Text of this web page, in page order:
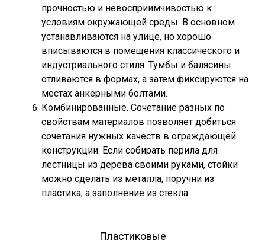
прочностью и невосприимчивостью к
условиям окружающей среды. В основном
устанавливаются на улице, но хорошо
вписываются в помещения классического и
индустриального стиля. Тумбы и балясины
отливаются в формах, а затем фиксируются на
местах анкерными болтами.
Комбинированные. Сочетание разных по
свойствам материалов позволяет добиться
сочетания нужных качеств в ограждающей
конструкции. Если собирать перила для
лестницы из дерева своими руками, стойки
можно сделать из металла, поручни из
пластика, а заполнение из стекла.
Пластиковые